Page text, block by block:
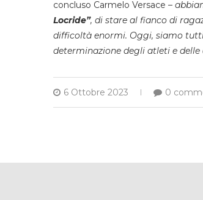
concluso Carmelo Versace –
Locride”, di stare al fianco di
difficoltà enormi. Oggi, siamo tutti
determinazione degli atleti e delle
6 Ottobre 2023 0